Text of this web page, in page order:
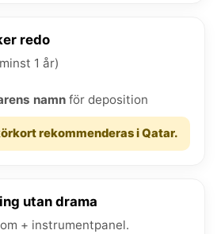
redo
1 år)
namn för deposition
rekommenderas i Qatar.
utan drama
+ instrumentpanel.